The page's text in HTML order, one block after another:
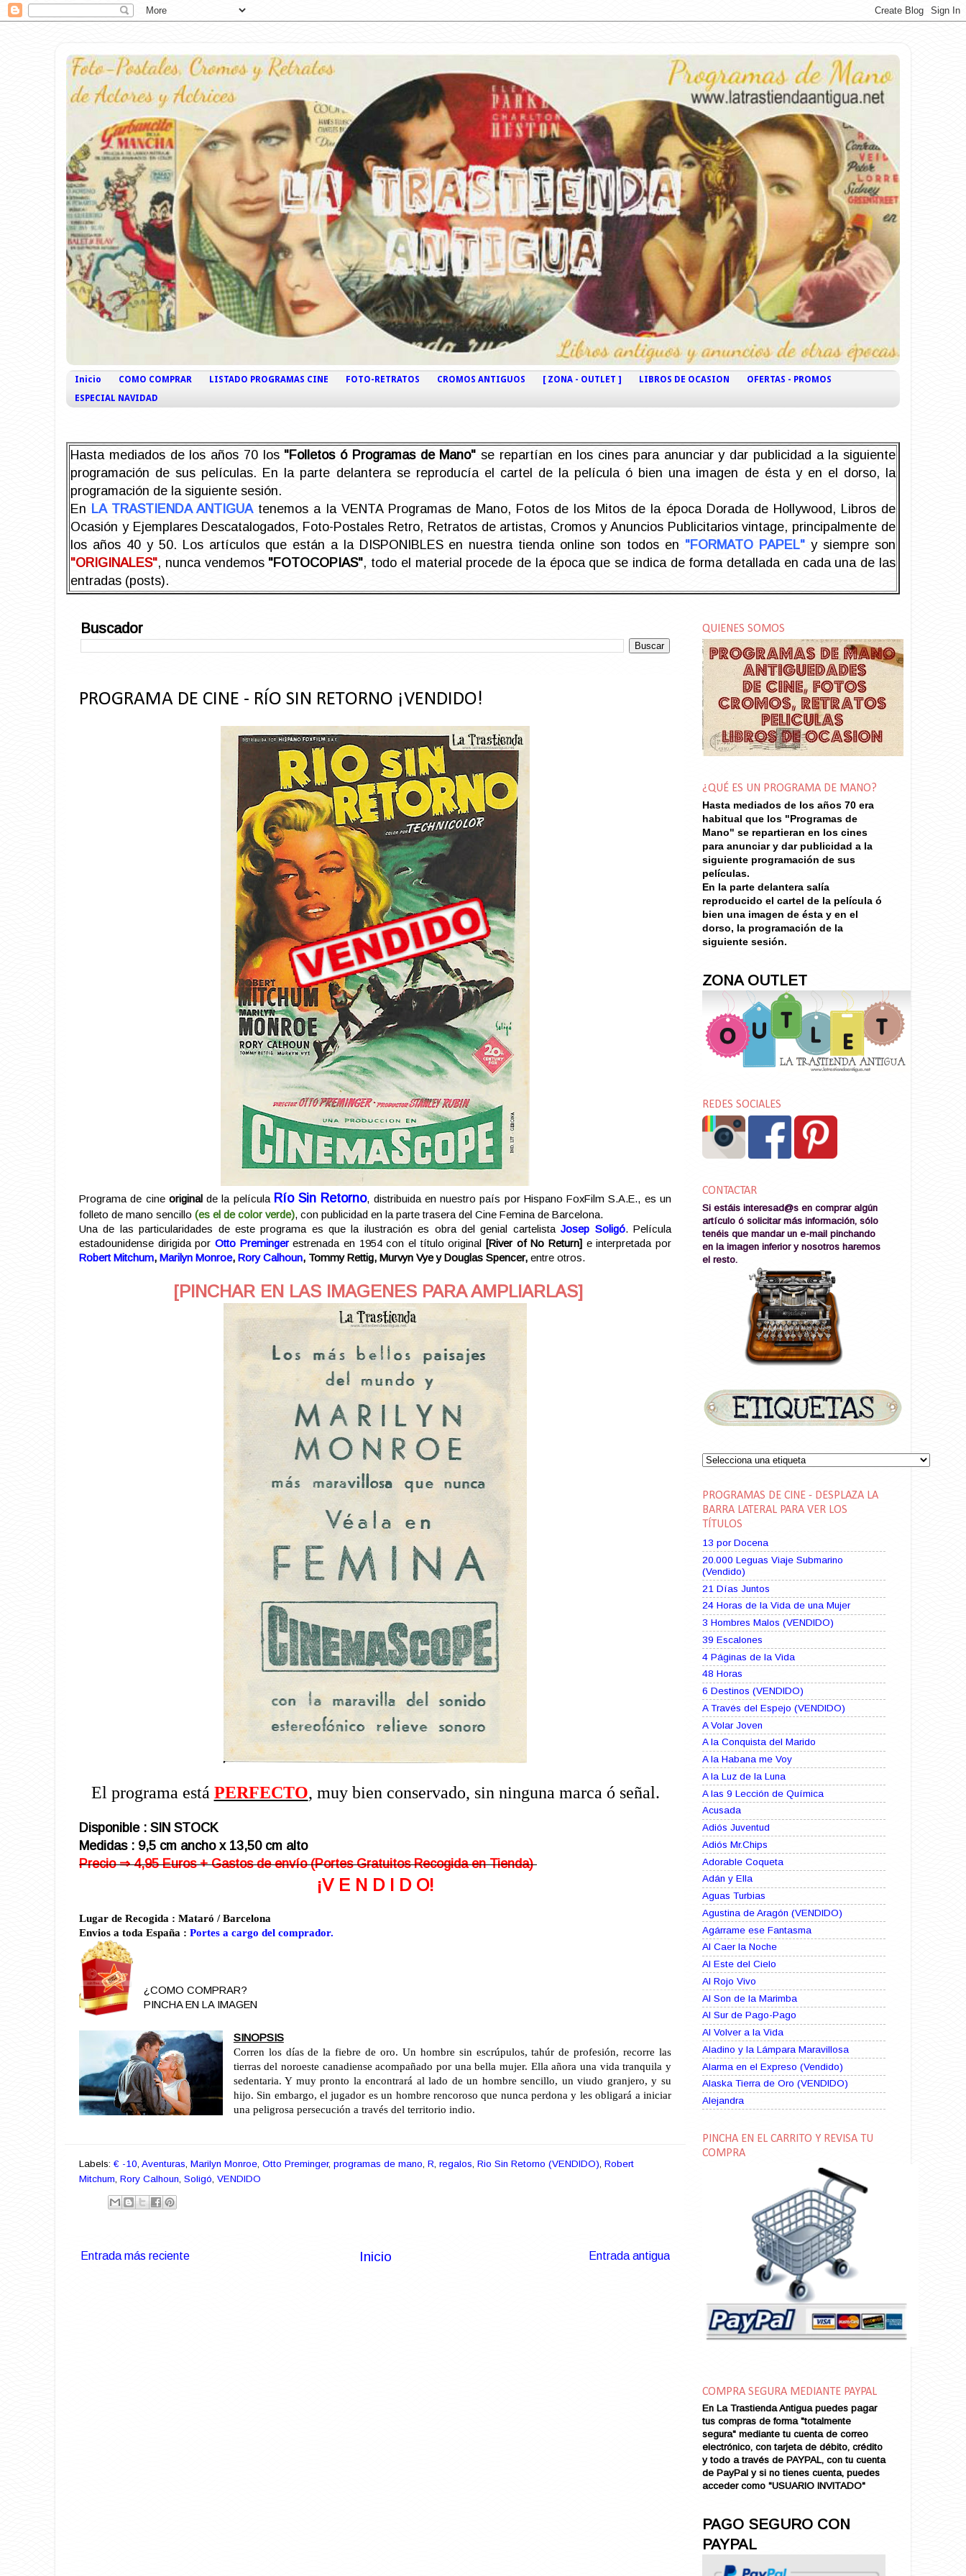
Inicio COMO COMPRAR LISTADO PROGRAMAS CINE FOTO-RETRATOS CROMOS ANTIGUOS [ ZONA - OUTLET ] LIBROS DE OCASION
OFERTAS - PROMOS
ESPECIAL NAVIDAD
Hasta mediados de los años 70 los "Folletos ó Programas de Mano" se repartían en los cines para anunciar y dar publicidad a la siguiente
programación de sus películas. En la parte delantera se reproducía el cartel de la película ó bien una imagen de ésta y en el dorso, la
programación de la siguiente sesión.
En LA TRASTIENDA ANTIGUAtenemos a la VENTA Programas de Mano, Fotos de los Mitos de la época Dorada de Hollywood, Libros de
Ocasión y Ejemplares Descatalogados, Foto-Postales Retro, Retratos de artistas, Cromos y Anuncios Publicitarios vintage, principalmente de
los años 40 y 50. Los artículos que están a la DISPONIBLES en nuestra tienda online son todos en "FORMATO PAPEL" y siempre son
"ORIGINALES", nunca vendemos "FOTOCOPIAS", todo el material procede de la época que se indica de forma detallada en cada una de las
entradas (posts).
Buscador
PROGRAMA DE CINE - RÍO SIN RETORNO ¡VENDIDO!
Programa de cine original de la película Río Sin Retorno, distribuida en nuestro país por Hispano FoxFilm S.A.E., es un
folleto de mano sencillo (es el de color verde), con publicidad en la parte trasera del Cine Femina de Barcelona.
Una de las particularidades de este programa es que la ilustración es obra del genial cartelistaJosep Soligó. Película
estadounidense dirigida por Otto Premingerestrenada en 1954 con el título original [River of No Return] e interpretada por
Robert Mitchum, Marilyn Monroe, Rory Calhoun, Tommy Rettig, Murvyn Vye y Douglas Spencer, entre otros.
[PINCHAR EN LAS IMAGENES PARA AMPLIARLAS]
El programa está PERFECTO, muy bien conservado, sin ninguna marca ó señal.
Disponible : SIN STOCK
Medidas : 9,5 cm ancho x 13,50 cm alto
Precio ⇒ 4,95 Euros + Gastos de envío (Portes Gratuitos Recogida en Tienda)
¡V E N D I D O!
Lugar de Recogida : Mataró / Barcelona
Envios a toda España : Portes a cargo del comprador.
¿COMO COMPRAR?
PINCHA EN LA IMAGEN
SINOPSIS
Corren los días de la fiebre de oro. Un hombre sin escrúpulos, tahúr de profesión, recorre las
tierras del noroeste canadiense acompañado por una bella mujer. Ella añora una vida tranquila y
sedentaria. Y muy pronto la encontrará al lado de un hombre sencillo, un viudo granjero, y su
hijo. Sin embargo, el jugador es un hombre rencoroso que nunca perdona y les obligará a iniciar
una peligrosa persecución a través del territorio indio.
Labels: € -10 Aventuras Marilyn Monroe Otto Preminger, programas de mano R regalos Rio Sin Retorno (VENDIDO) Robert
Mitchum Rory Calhoun Soligó VENDIDO
Entrada más reciente Entrada antigua
Inicio
QUIENES SOMOS
¿QUÉ ES UN PROGRAMA DE MANO?
Hasta mediados de los años 70 era
habitual que los "Programas de
Mano" se repartieran en los cines
para anunciar y dar publicidad a la
siguiente programación de sus
películas.
En la parte delantera salía
reproducido el cartel de la película ó
bien una imagen de ésta y en el
dorso, la programación de la
siguiente sesión.
ZONA OUTLET
REDES SOCIALES
CONTACTAR
Si estáis interesad@s en comprar algún
artículo ó solicitar más información, sólo
tenéis que mandar un e-mail pinchando
en la imagen inferior y nosotros haremos
el resto.
PROGRAMAS DE CINE - DESPLAZA LA
BARRA LATERAL PARA VER LOS
TÍTULOS
13 por Docena
20.000 Leguas Viaje Submarino
(Vendido)
21 Días Juntos
24 Horas de la Vida de una Mujer
3 Hombres Malos (VENDIDO)
39 Escalones
4 Páginas de la Vida
48 Horas
6 Destinos (VENDIDO)
A Través del Espejo (VENDIDO)
A Volar Joven
A la Conquista del Marido
A la Habana me Voy
A la Luz de la Luna
A las 9 Lección de Química
Acusada
Adiós Juventud
Adiós Mr.Chips
Adorable Coqueta
Adán y Ella
Aguas Turbias
Agustina de Aragón (VENDIDO)
Agárrame ese Fantasma
Al Caer la Noche
Al Este del Cielo
Al Rojo Vivo
Al Son de la Marimba
Al Sur de Pago-Pago
Al Volver a la Vida
Aladino y la Lámpara Maravillosa
Alarma en el Expreso (Vendido)
Alaska Tierra de Oro (VENDIDO)
Alejandra
Alma Zíngara
Alma en Suplicio (VENDIDO)
Amame esta Noche (VENDIDO)
Amanda La Paciente Peligrosa
Amarga Victoria
Amor a Medianoche
Amor en Conserva (VENDIDO)
Amor que Mata
Amor sin Refugio
Ana Karenina
Ana de Brooklyn
Ana y El Rey de Siam
Anatomía de un Asesinato
Andrés Harvey Millonario (VENDIDO)
Andrés Harvey Tenorio
Ansia de Amor (VENDIDO)
Aníbal
PINCHA EN EL CARRITO Y REVISA TU
COMPRA
COMPRA SEGURA MEDIANTE PAYPAL
En La Trastienda Antigua puedes pagar
tus compras de forma "totalmente
segura" mediante tu cuenta de correo
electrónico, con tarjeta de débito, crédito
y todo a través de PAYPAL, con tu cuenta
de PayPal y si no tienes cuenta, puedes
acceder como "USUARIO INVITADO"
PAGO SEGURO CON
PAYPAL